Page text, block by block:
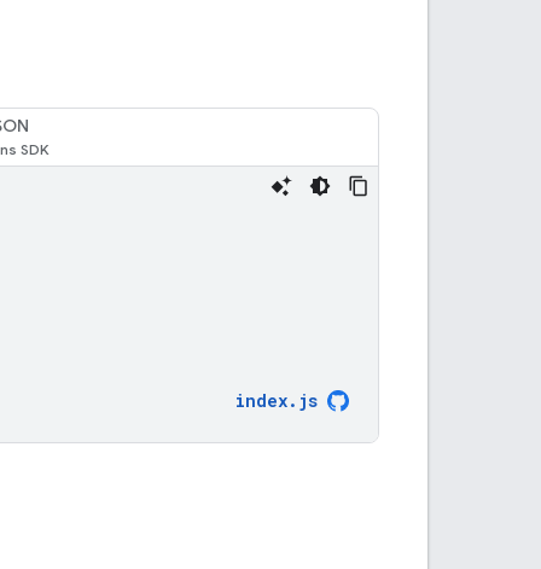
index. js